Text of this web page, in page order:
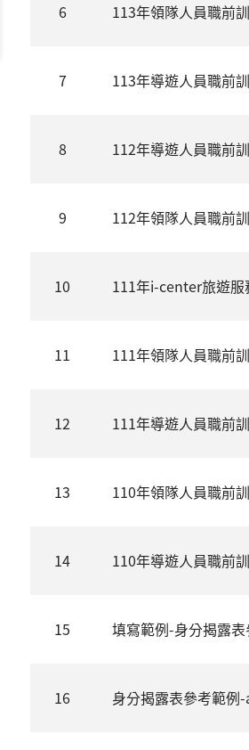
6 113年領隊人員職前
7 113年導遊人員職前
8 112年導遊人員職前
9 112年領隊人員職前
10 111年i-center旅遊
11 111年領隊人員職前
12 111年導遊人員職前
13 110年領隊人員職前
14 110年導遊人員職前
15 填寫範例-身分揭露
16 身分揭露表參考範例